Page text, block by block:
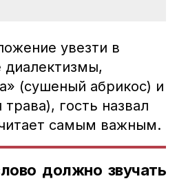
увезти в
диалектизмы,
(сушеный абрикос) и
гость назвал
самым важным.
должно звучать